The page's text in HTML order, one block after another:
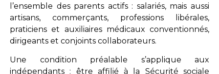
l’ensemble des parents actifs : salariés, mais aussi
artisans, commerçants, professions libérales,
praticiens et auxiliaires médicaux conventionnés,
dirigeants et conjoints collaborateurs.
Une condition préalable s’applique aux
indépendants : être affilié à la Sécurité sociale